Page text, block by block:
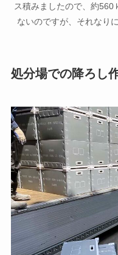
ス積みましたので、約560
ないのですが、それなり
処分場での降ろし